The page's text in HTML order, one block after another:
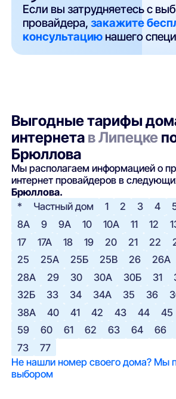
Если вы затрудняетесь с
провайдера,закажите
консультацию нашего
Выгодные тарифы
интернета в Липецке
Брюллова
Мы располагаем информацией о
интернет провайдеров в
Брюллова.
*
Частный дом 1 2 3 4
8А
9 9А 10 10А 11 12
17
17А 18 19 20 21 22
25
25А 25Б 25В 26 26А
28А
29 30 30А 30Б 31
32Б
33 34 34А 35 36
38А
40 41 42 43 44 45
59
60 61 62 63 64 66
73
77
Не нашли номер своего дома? Мы
выбором